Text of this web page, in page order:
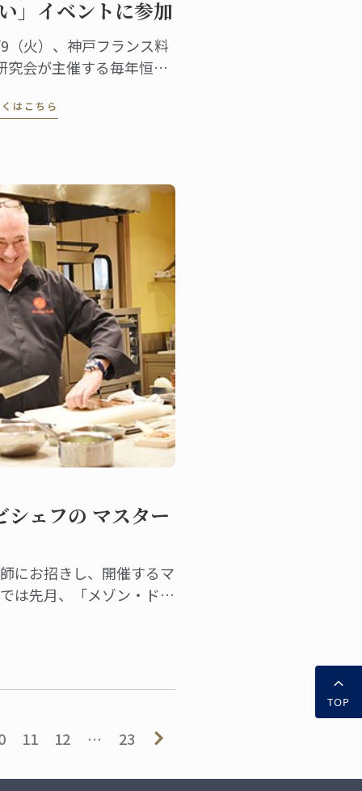
」イベントに参加
（火）、神戸フランス料
究会が主催する毎年恒例
い」が神戸ポートピアホ
このイベントに参加し、
ンスパンと菓子のブース
します。
はこちら
ェフの マスター
にお招きし、開催するマ
は先月、「メゾン・ド・
11 12 … 23
TOP